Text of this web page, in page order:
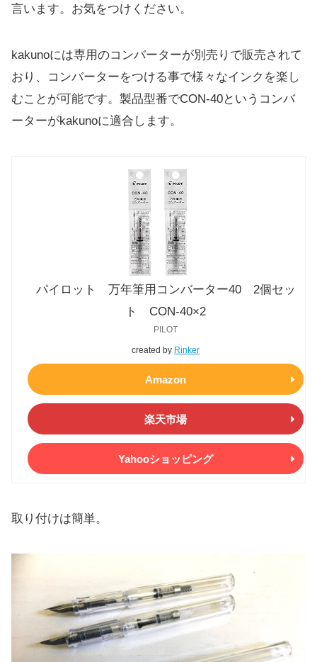
言います。お気をつけください。
kakunoには専用のコンバーターが別売りで販売されて
おり、コンバーターをつける事で様々なインクを楽し
むことが可能です。製品型番でCON-40というコンバ
ーターがkakunoに適合します。
パイロット 万年筆用コンバーター40 2個セッ
ト CON-40×2
created by Rinker
PILOT
Amazon
楽天市場
Yahooショッピング
取り付けは簡単。